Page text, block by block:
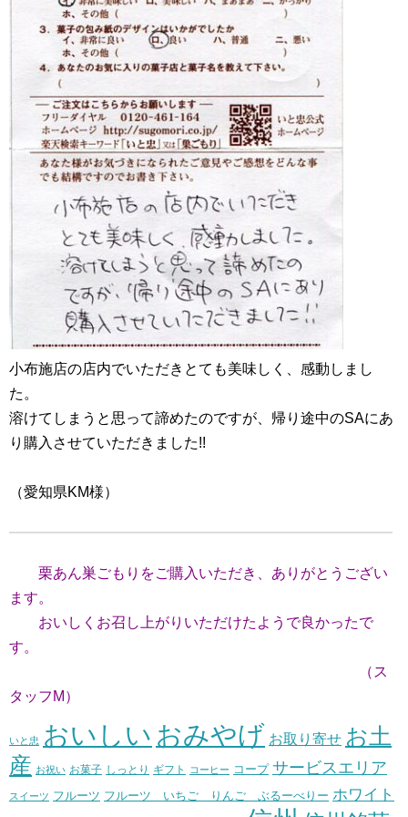
小布施店の店内でいただきとても美味しく、感動しまし
た。
溶けてしまうと思って諦めたのですが、帰り途中のSAにあ
り購入させていただきました!!
（愛知県KM様）
栗あん巣ごもりをご購入いただき、ありがとうござい
ます。
おいしくお召し上がりいただけたようで良かったで
す。
（ス
タッフM）
いと忠 おいしい おみやげ お取り寄せ お土
産 お祝い お菓子 しっとり ギフト コーヒー コープ サービスエリア
スイーツ フルーツ フルーツ いちご りんご ぶるーべりー ホワイト